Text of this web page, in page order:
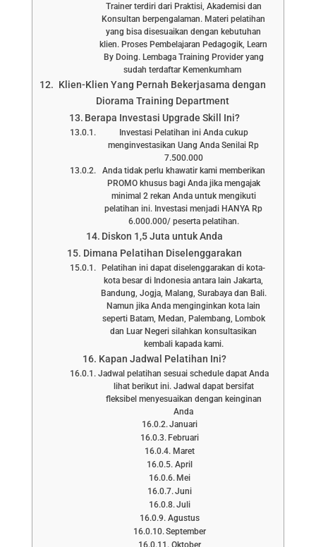
Trainer terdiri dari Praktisi, Akademisi dan
Konsultan berpengalaman. Materi pelatihan
yang bisa disesuaikan dengan kebutuhan
klien. Proses Pembelajaran Pedagogik, Learn
By Doing. Lembaga Training Provider yang
sudah terdaftar Kemenkumham
Klien-Klien Yang Pernah Bekerjasama dengan
Diorama Training Department
Berapa Investasi Upgrade Skill Ini?
Investasi Pelatihan ini Anda cukup
menginvestasikan Uang Anda Senilai Rp
7.500.000
Anda tidak perlu khawatir kami memberikan
PROMO khusus bagi Anda jika mengajak
minimal 2 rekan Anda untuk mengikuti
pelatihan ini. Investasi menjadi HANYA Rp
6.000.000/ peserta pelatihan.
Diskon 1,5 Juta untuk Anda
Dimana Pelatihan Diselenggarakan
Pelatihan ini dapat diselenggarakan di kota-
kota besar di Indonesia antara lain Jakarta,
Bandung, Jogja, Malang, Surabaya dan Bali.
Namun jika Anda menginginkan kota lain
seperti Batam, Medan, Palembang, Lombok
dan Luar Negeri silahkan konsultasikan
kembali kapada kami.
Kapan Jadwal Pelatihan Ini?
Jadwal pelatihan sesuai schedule dapat Anda
lihat berikut ini. Jadwal dapat bersifat
fleksibel menyesuaikan dengan keinginan
Anda
Januari
Februari
Maret
April
Mei
Juni
Juli
Agustus
September
Oktober